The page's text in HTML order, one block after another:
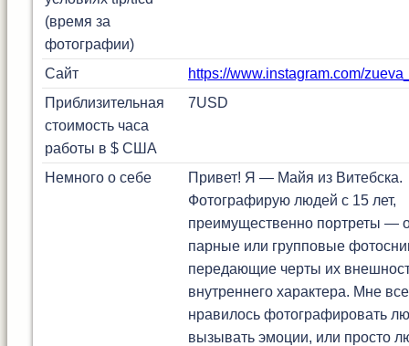
(время за
фотографии)
Сайт
https://www.instagram.com/
Приблизительная
стоимость часа
работы в $ США
7USD
Немного о себе
Привет! Я — Майя из Витебска.
Фотографирую людей с 15 лет,
преимущественно портреты —
парные или групповые
передающие черты их
внутреннего характера. Мне
нравилось фотографировать
вызывать эмоции, или просто